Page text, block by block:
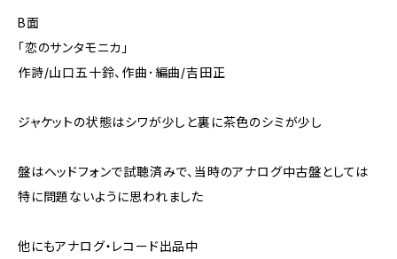
B面
「恋のサンタモニカ」
作詩/山口五十鈴、作曲･編曲/吉田正
ジャケットの状態はシワが少しと裏に茶色のシミが少し
盤はヘッドフォンで試聴済みで、当時のアナログ中古盤としては
特に問題ないように思われました
他にもアナログ・レコード出品中